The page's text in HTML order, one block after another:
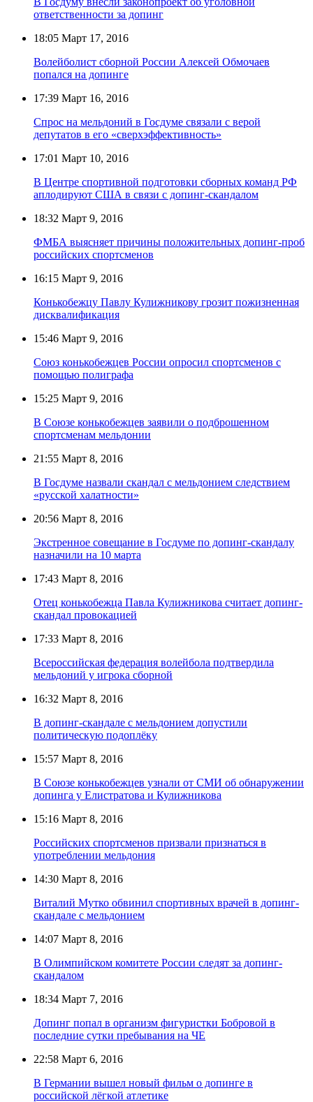
ответственности за допинг
18:05 Март 17, 2016
Волейболист сборной России Алексей Обмочаев
попался на допинге
17:39 Март 16, 2016
Спрос на мельдоний в Госдуме связали с верой
депутатов в его «сверхэффективность»
17:01 Март 10, 2016
В Центре спортивной подготовки сборных команд РФ
аплодируют США в связи с допинг-скандалом
18:32 Март 9, 2016
ФМБА выясняет причины положительных допинг-проб
российских спортсменов
16:15 Март 9, 2016
Конькобежцу Павлу Кулижникову грозит пожизненная
дисквалификация
15:46 Март 9, 2016
Союз конькобежцев России опросил спортсменов с
помощью полиграфа
15:25 Март 9, 2016
В Союзе конькобежцев заявили о подброшенном
спортсменам мельдонии
21:55 Март 8, 2016
В Госдуме назвали скандал с мельдонием следствием
«русской халатности»
20:56 Март 8, 2016
Экстренное совещание в Госдуме по допинг-скандалу
назначили на 10 марта
17:43 Март 8, 2016
Отец конькобежца Павла Кулижникова считает допинг-
скандал провокацией
17:33 Март 8, 2016
Всероссийская федерация волейбола подтвердила
мельдоний у игрока сборной
16:32 Март 8, 2016
В допинг-скандале с мельдонием допустили
политическую подоплёку
15:57 Март 8, 2016
В Союзе конькобежцев узнали от СМИ об обнаружении
допинга у Елистратова и Кулижникова
15:16 Март 8, 2016
Российских спортсменов призвали признаться в
употреблении мельдония
14:30 Март 8, 2016
Виталий Мутко обвинил спортивных врачей в допинг-
скандале с мельдонием
14:07 Март 8, 2016
В Олимпийском комитете России следят за допинг-
скандалом
18:34 Март 7, 2016
Допинг попал в организм фигуристки Бобровой в
последние сутки пребывания на ЧЕ
22:58 Март 6, 2016
В Германии вышел новый фильм о допинге в
российской лёгкой атлетике